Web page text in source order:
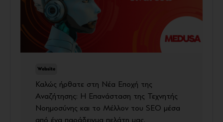
Website
Καλώς ήρθατε στη Νέα Εποχή της
Αναζήτησης: Η Επανάσταση της Τεχνητής
Νοημοσύνης και το Μέλλον του SEO μέσα